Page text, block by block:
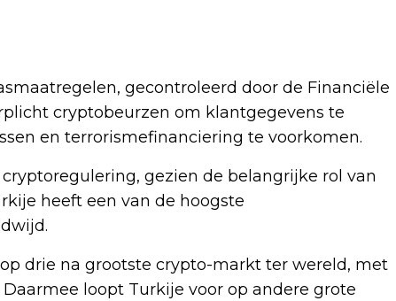
gecontroleerd door de Financiële
cryptobeurzen om klantgegevens te
en terrorismefinanciering te voorkomen.
gezien de belangrijke rol van
heeft een van de hoogste
drie na grootste crypto-markt ter wereld, met
loopt Turkije voor op andere grote